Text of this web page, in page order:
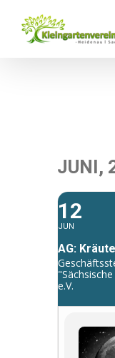
Inhalt
springen
JUNI,
12
JUN
AG:
e.V.